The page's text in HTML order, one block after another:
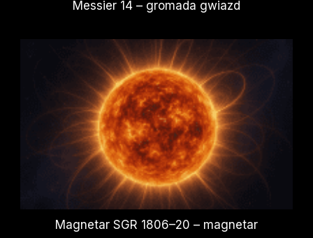
Messier 14 – gromada gwiazd
Magnetar SGR 1806–20 – magnetar